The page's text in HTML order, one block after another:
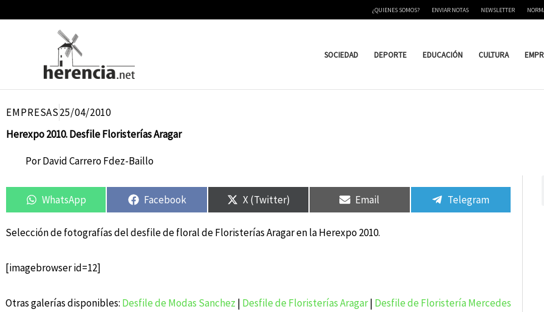
¿QUIENES SOMOS? ENVIAR NOTAS NEWSLETTER
SOCIEDAD DEPORTE EDUCACIÓN CULTURA
EMPRESAS25/04/2010
Herexpo 2010. Desfile Floristerías Aragar
PorDavid Carrero Fdez-Baillo
en
WhatsApp
en
Facebook
en
X (Twitter)
en
Email
en
Telegram
Selección de fotografías del desfile de floral de Floristerías Aragar en la Herexpo 2010.
[imagebrowser id=12]
Otras galerías disponibles: Desfile de Modas Sanchez | Desfile de Floristerías Aragar| Desfile de Floristería Mercedes
en en en en en